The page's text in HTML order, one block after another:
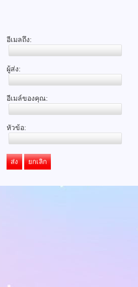
อีเมลถึง:
ผู้ส่ง:
อีเมล์ของคุณ:
หัวข้อ:
ส่ง ยกเลิก